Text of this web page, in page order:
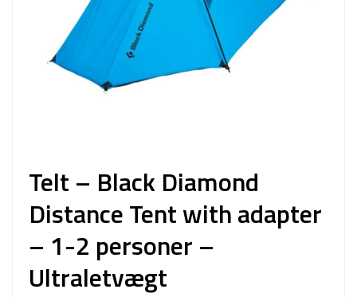
Telt – Black Diamond
Distance Tent with adapter
– 1-2 personer –
Ultraletvægt